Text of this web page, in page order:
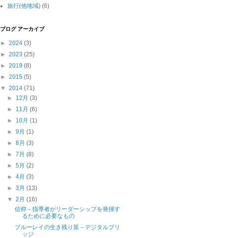
旅行(他地域) (6)
ブログ アーカイブ
► 2024 (3)
► 2023 (25)
► 2019 (8)
► 2015 (5)
▼ 2014 (71)
► 12月(3)
► 11月(6)
► 10月(1)
►9月(1)
►8月(3)
►7月(8)
►5月(2)
►4月(3)
►3月(13)
▼2月(16)
信仰－指導者がリーダーシップを発揮す
るために必要なもの
ブルーレイの生き残り策－デジタルブリ
ッジ